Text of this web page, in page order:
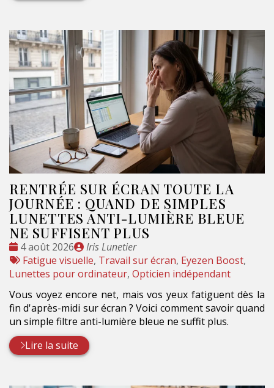
RENTRÉE SUR ÉCRAN TOUTE LA
JOURNÉE : QUAND DE SIMPLES
LUNETTES ANTI-LUMIÈRE BLEUE
NE SUFFISENT PLUS
Date
:
4 août 2026
Publié
par
Iris Lunetier
Tags
:
Fatigue visuelle, Travail sur écran, Eyezen Boost,
Lunettes pour ordinateur, Opticien indépendant
Vous voyez encore net, mais vos yeux fatiguent dès la
fin d'après-midi sur écran ? Voici comment savoir quand
un simple filtre anti-lumière bleue ne suffit plus.
Lire la suite